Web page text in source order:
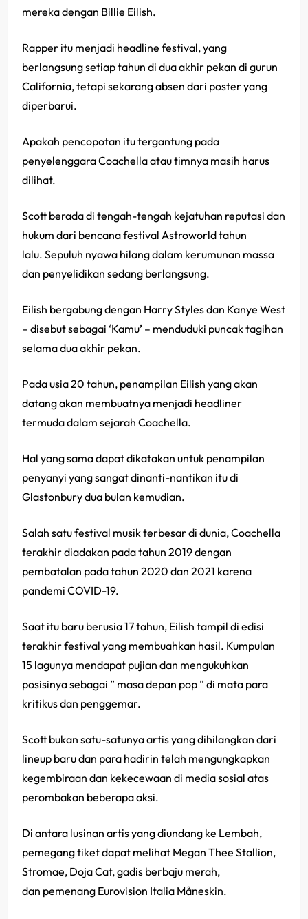
mereka dengan Billie Eilish.
Rapper itu menjadi headline festival, yang
berlangsung setiap tahun di dua akhir pekan di gurun
California, tetapi sekarang absen dari poster yang
diperbarui.
Apakah pencopotan itu tergantung pada
penyelenggara Coachella atau timnya masih harus
dilihat.
Scott berada di tengah-tengah kejatuhan reputasi dan
hukum dari bencana festival Astroworld tahun
lalu. Sepuluh nyawa hilang dalam kerumunan massa
dan penyelidikan sedang berlangsung.
Eilish bergabung dengan Harry Styles dan Kanye West
– disebut sebagai ‘Kamu’ – menduduki puncak tagihan
selama dua akhir pekan.
Pada usia 20 tahun, penampilan Eilish yang akan
datang akan membuatnya menjadi headliner
termuda dalam sejarah Coachella.
Hal yang sama dapat dikatakan untuk penampilan
penyanyi yang sangat dinanti-nantikan itu di
Glastonbury dua bulan kemudian.
Salah satu festival musik terbesar di dunia, Coachella
terakhir diadakan pada tahun 2019 dengan
pembatalan pada tahun 2020 dan 2021 karena
pandemi COVID-19.
Saat itu baru berusia 17 tahun, Eilish tampil di edisi
terakhir festival yang membuahkan hasil. Kumpulan
15 lagunya mendapat pujian dan mengukuhkan
posisinya sebagai ” masa depan pop ” di mata para
kritikus dan penggemar.
Scott bukan satu-satunya artis yang dihilangkan dari
lineup baru dan para hadirin telah mengungkapkan
kegembiraan dan kekecewaan di media sosial atas
perombakan beberapa aksi.
Di antara lusinan artis yang diundang ke Lembah,
pemegang tiket dapat melihat Megan Thee Stallion,
Stromae, Doja Cat, gadis berbaju merah,
dan pemenang Eurovision Italia Måneskin.